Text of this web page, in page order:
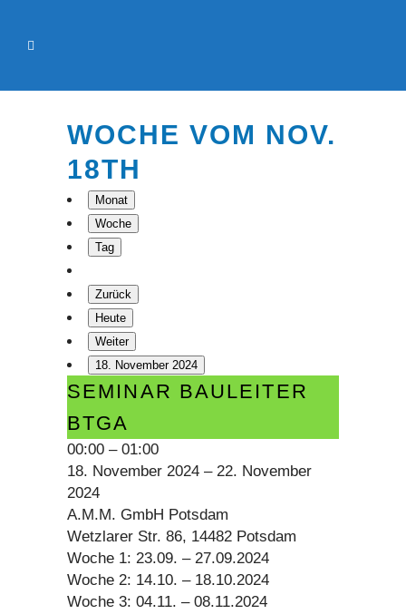
WOCHE VOM NOV.
18TH
Monat
Woche
Tag
Zurück
Heute
Weiter
18. November 2024
Seminar
BTGA
SEMINAR BAULEITER
BTGA
00:00 – 01:00
18. November 2024 – 22. November
2024
A.M.M. GmbH Potsdam
Wetzlarer Str. 86, 14482 Potsdam
Woche 1: 23.09. – 27.09.2024
Woche 2: 14.10. – 18.10.2024
Woche 3: 04.11. – 08.11.2024